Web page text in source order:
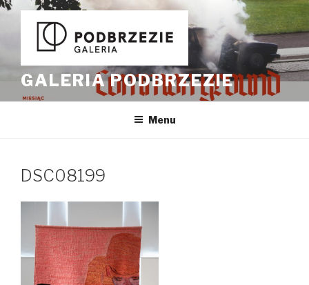
Przeskocz
GALERIA PODBRZEZIE
Menu
DSC08199